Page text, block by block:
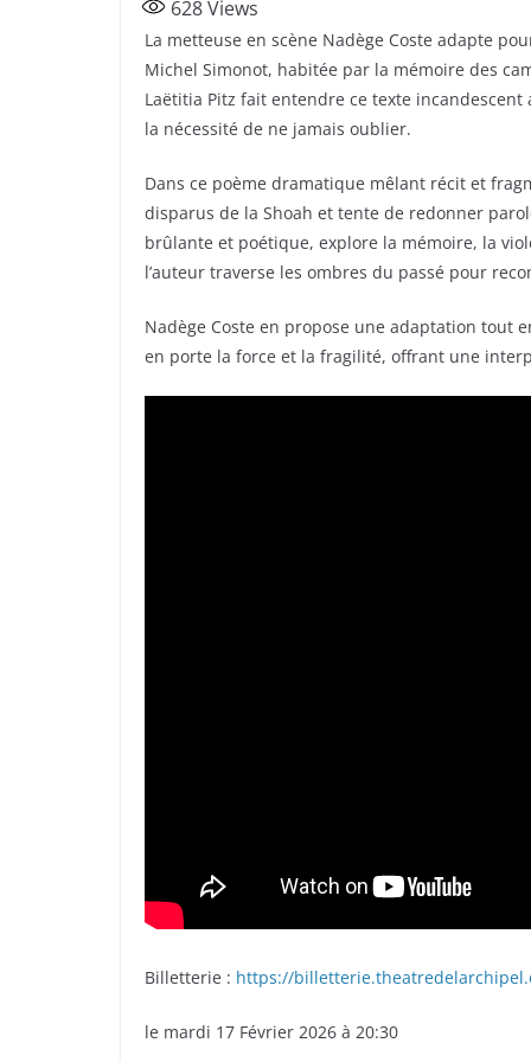
c
e
b
o
o
k
itt
er
ta
g
er
628Views
La metteuse en scène Nadège Coste adapte
Michel Simonot, habitée par la mémoire des
Laëtitia Pitz fait entendre ce texte
la nécessité de ne jamais oublier.
Dans ce poème dramatique mêlant récit et
disparus de la Shoah et tente de redonner
brûlante et poétique, explore la mémoire, la
l’auteur traverse les ombres du passé pour
Nadège Coste en propose une adaptation tout
en porte la force et la fragilité, offrant une
Billetterie : https://
le mardi 17 Février 2026 à 20:30